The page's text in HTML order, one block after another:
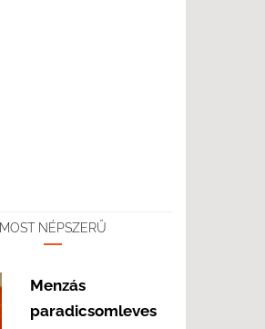
MOST NÉPSZERŰ
Menzás
paradicsomleves